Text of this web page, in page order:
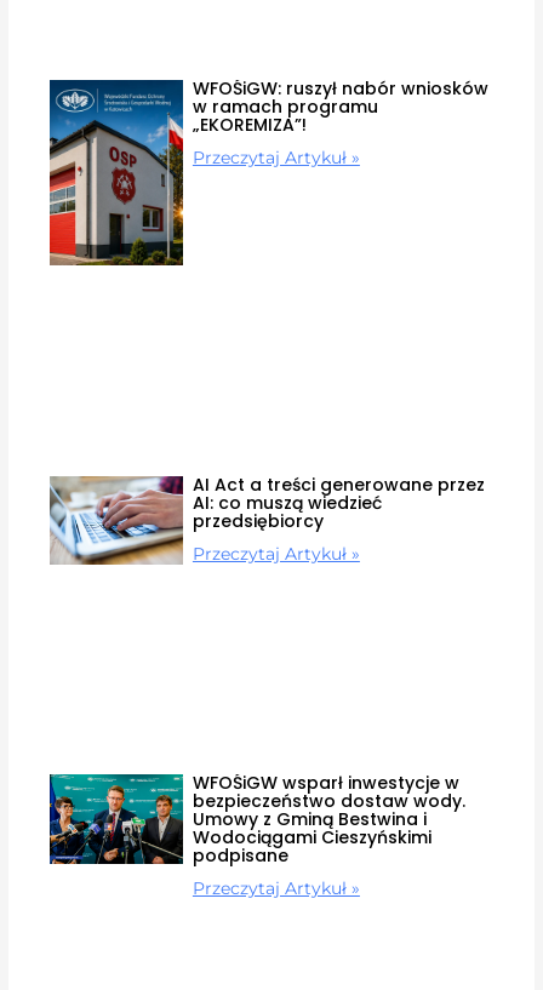
WFOŚiGW: ruszył nabór wniosków
w ramach programu
„EKOREMIZA”!
Przeczytaj Artykuł »
AI Act a treści generowane przez
AI: co muszą wiedzieć
przedsiębiorcy
Przeczytaj Artykuł »
WFOŚiGW wsparł inwestycje w
bezpieczeństwo dostaw wody.
Umowy z Gminą Bestwina i
Wodociągami Cieszyńskimi
podpisane
Przeczytaj Artykuł »